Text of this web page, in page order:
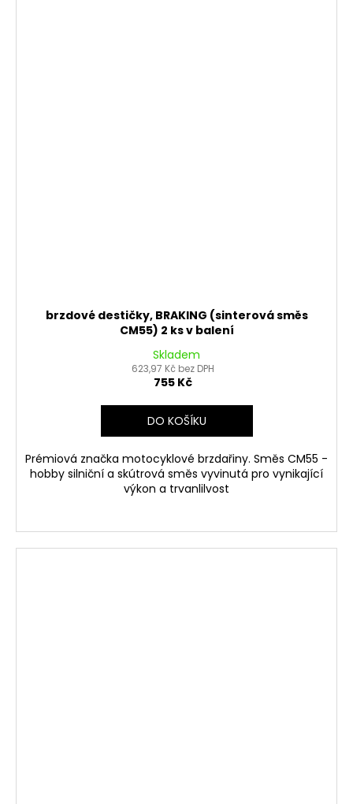
brzdové destičky, BRAKING (sinterová směs
CM55) 2 ks v balení
Skladem
623,97 Kč bez DPH
755 Kč
DO KOŠÍKU
Prémiová značka motocyklové brzdařiny. Směs CM55 -
hobby silniční a skútrová směs vyvinutá pro vynikající
výkon a trvanlilvost